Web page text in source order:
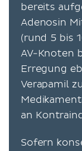
bereits
Adenosin
(rund 5 bis
AV-Knoten
Erregung
Verapamil
an
Sofern